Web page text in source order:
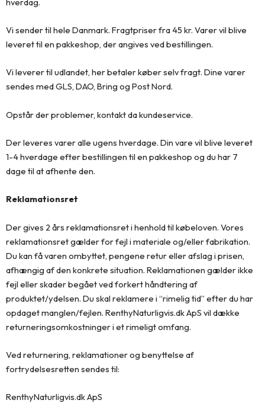
Vi sender til hele Danmark. Fragtpriser fra 45 kr. Varer vil blive
leveret til en pakkeshop, der angives ved bestillingen.
Vi leverer til udlandet, her betaler køber selv fragt. Dine varer
sendes med GLS, DAO, Bring og Post Nord.
Opstår der problemer, kontakt da kundeservice.
Der leveres varer alle ugens hverdage. Din vare vil blive leveret
1-4 hverdage efter bestillingen til en pakkeshop og du har 7
dage til at afhente den.
Reklamationsret
Der gives 2 års reklamationsret i henhold til købeloven. Vores
reklamationsret gælder for fejl i materiale og/eller fabrikation.
Du kan få varen ombyttet, pengene retur eller afslag i prisen,
afhængig af den konkrete situation. Reklamationen gælder ikke
fejl eller skader begået ved forkert håndtering af
produktet/ydelsen. Du skal reklamere i “rimelig tid” efter du har
opdaget manglen/fejlen. RenthyNaturligvis.dk ApS vil dække
returneringsomkostninger i et rimeligt omfang.
Ved returnering, reklamationer og benyttelse af
fortrydelsesretten sendes til:
RenthyNaturligvis.dk ApS